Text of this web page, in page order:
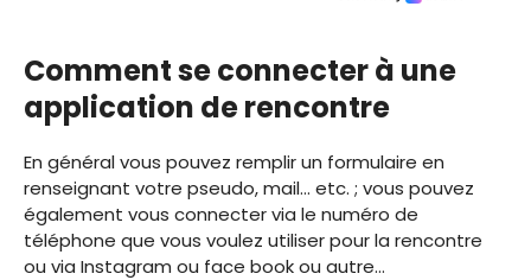
Comment se connecter à une
application de rencontre
En général vous pouvez remplir un formulaire en
renseignant votre pseudo, mail… etc. ; vous pouvez
également vous connecter via le numéro de
téléphone que vous voulez utiliser pour la rencontre
ou via Instagram ou face book ou autre…